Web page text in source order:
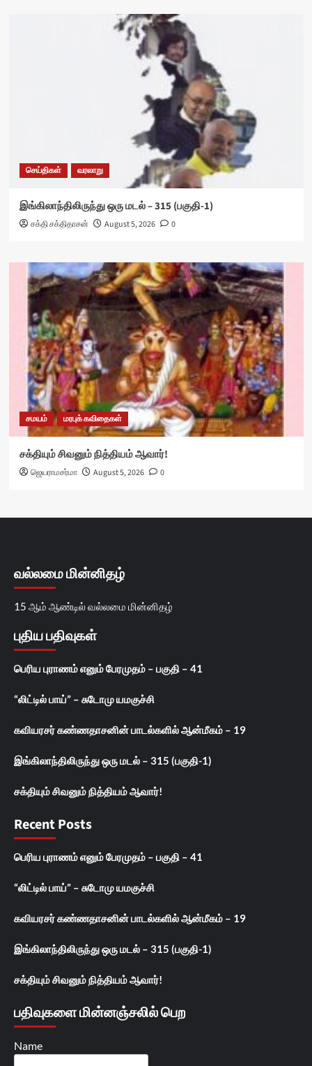
செய்திகள் வரலாறு
இங்கிலாந்திலிருந்து ஒரு மடல் – 315 (பகுதி-1)
சக்தி சக்திதாசன் August 5, 2026 0
சமயம் மரபுக் கவிதைகள்
சக்தியும் சிவனும் நித்தியம் ஆவார்!
ஜெயராமசர்மா August 5, 2026 0
வல்லமை மின்னிதழ்
15 ஆம் ஆண்டில் வல்லமை மின்னிதழ்
புதிய பதிவுகள்
பெரிய புராணம் எனும் பேரமுதம் – பகுதி – 41
“லிட்டில் பாய்” – சுடோமு யமகுச்சி
கவியரசர் கண்ணதாசனின் பாடல்களில் ஆன்மீகம் – 19
இங்கிலாந்திலிருந்து ஒரு மடல் – 315 (பகுதி-1)
சக்தியும் சிவனும் நித்தியம் ஆவார்!
Recent Posts
பெரிய புராணம் எனும் பேரமுதம் – பகுதி – 41
“லிட்டில் பாய்” – சுடோமு யமகுச்சி
கவியரசர் கண்ணதாசனின் பாடல்களில் ஆன்மீகம் – 19
இங்கிலாந்திலிருந்து ஒரு மடல் – 315 (பகுதி-1)
சக்தியும் சிவனும் நித்தியம் ஆவார்!
பதிவுகளை மின்னஞ்சலில் பெற
Name